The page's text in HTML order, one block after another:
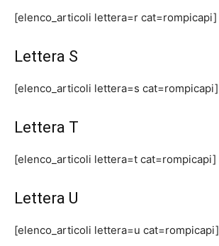
[elenco_articoli lettera=r cat=rompicapi]
Lettera S
[elenco_articoli lettera=s cat=rompicapi]
Lettera T
[elenco_articoli lettera=t cat=rompicapi]
Lettera U
[elenco_articoli lettera=u cat=rompicapi]